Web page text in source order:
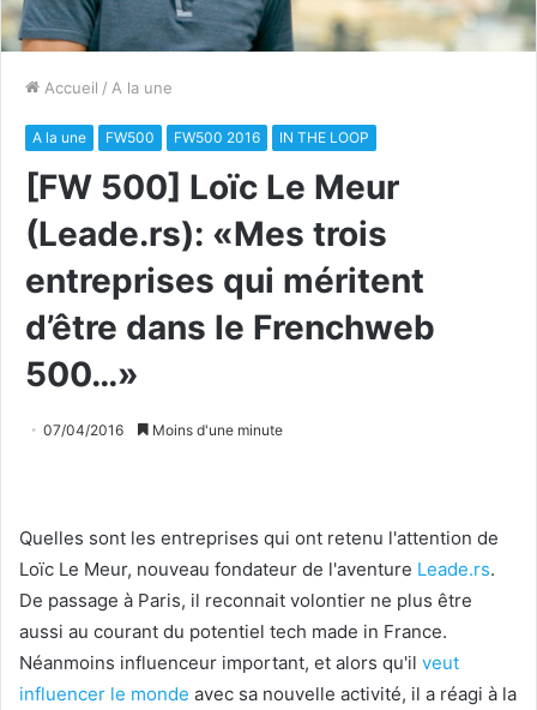
Accueil / A la une
A la une FW500 FW500 2016 IN THE LOOP
[FW 500] Loïc Le Meur
(Leade.rs): «Mes trois
entreprises qui méritent
d’être dans le Frenchweb
500…»
07/04/2016 Moins d'une minute
Quelles sont les entreprises qui ont retenu l'attention de
Loïc Le Meur, nouveau fondateur de l'aventure Leade.rs.
De passage à Paris, il reconnait volontier ne plus être
aussi au courant du potentiel tech made in France.
Néanmoins influenceur important, et alors qu'il veut
influencer le monde avec sa nouvelle activité, il a réagi à la